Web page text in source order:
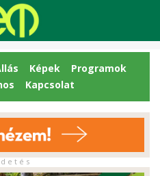
Képek
Programok
Kapcsolat
e t é s